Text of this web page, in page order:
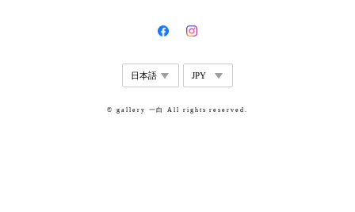
© gallery 一白 All rights reserved.